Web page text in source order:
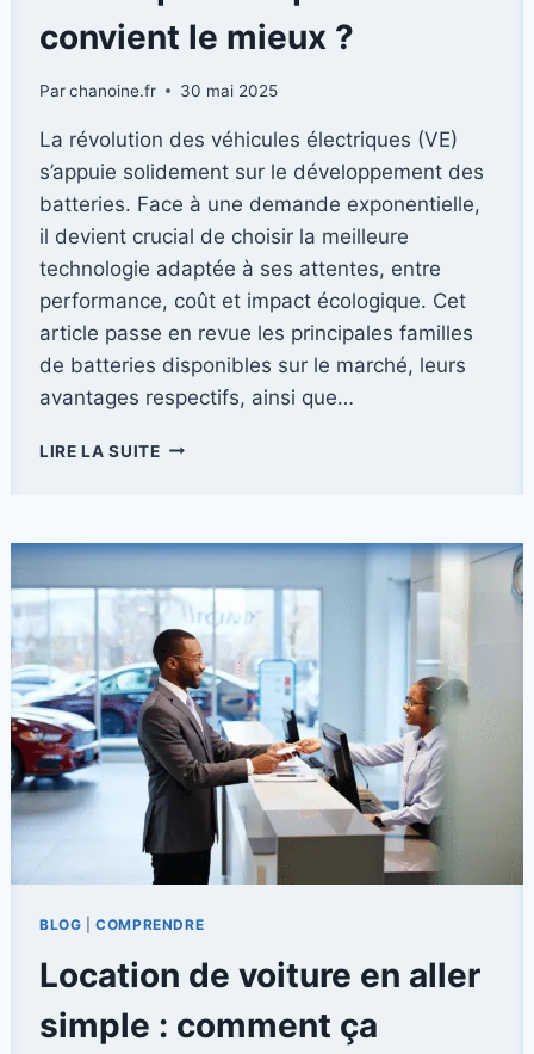
convient le mieux ?
Parchanoine.fr 30 mai 2025
La révolution des véhicules électriques (VE)
s’appuie solidement sur le développement des
batteries. Face à une demande exponentielle,
il devient crucial de choisir la meilleure
technologie adaptée à ses attentes, entre
performance, coût et impact écologique. Cet
article passe en revue les principales familles
de batteries disponibles sur le marché, leurs
avantages respectifs, ainsi que…
LIRE LA SUITECOMPARAISON
BATTERIES
VÉHICULES
ÉLECTRIQUES
LAQUELLE
VOUS
CONVIENT
LE
MIEUX
?
BLOG |COMPRENDRE
Location de voiture en aller
simple : comment ça